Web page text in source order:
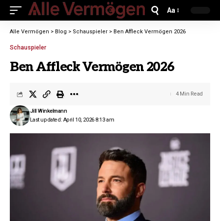
Aa
Alle Vermögen > Blog > Schauspieler > Ben Affleck Vermögen 2026
Schauspieler
Ben Affleck Vermögen 2026
Last updated: April 10, 2026 8:13 am
Jill Winkelmann
4 Min Read